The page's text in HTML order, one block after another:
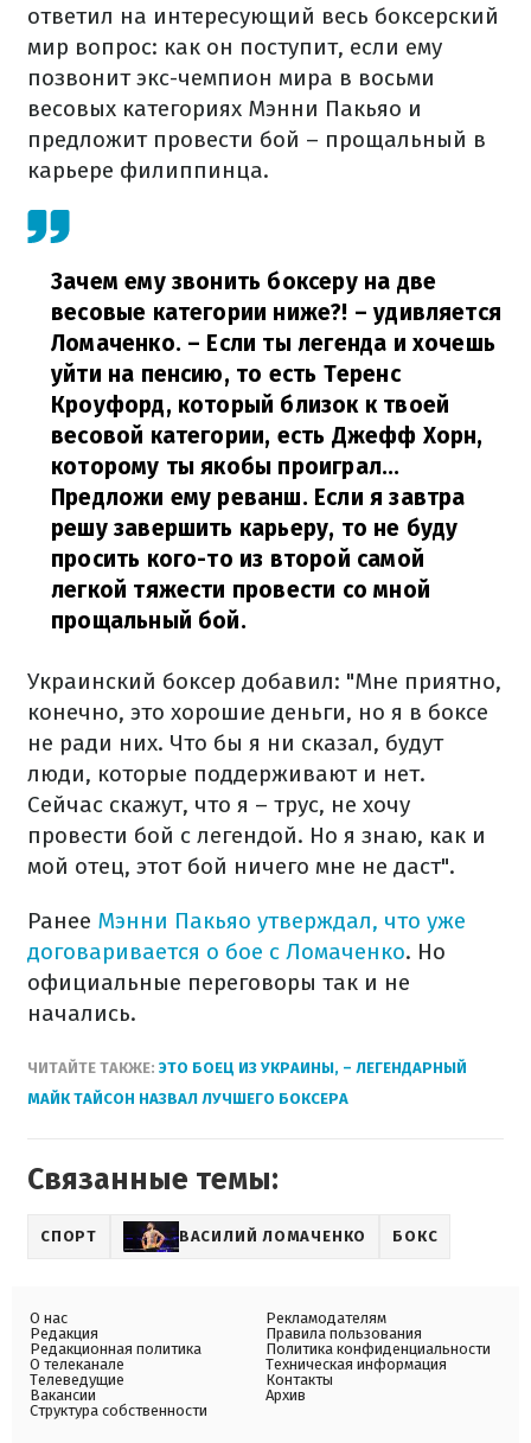
ответил на интересующий весь боксерский
мир вопрос: как он поступит, если ему
позвонит экс-чемпион мира в восьми
весовых категориях Мэнни Пакьяо и
предложит провести бой – прощальный в
карьере филиппинца.
Зачем ему звонить боксеру на две
весовые категории ниже?! – удивляется
Ломаченко. – Если ты легенда и хочешь
уйти на пенсию, то есть Теренс
Кроуфорд, который близок к твоей
весовой категории, есть Джефф Хорн,
которому ты якобы проиграл...
Предложи ему реванш. Если я завтра
решу завершить карьеру, то не буду
просить кого-то из второй самой
легкой тяжести провести со мной
прощальный бой.
Украинский боксер добавил: "Мне приятно,
конечно, это хорошие деньги, но я в боксе
не ради них. Что бы я ни сказал, будут
люди, которые поддерживают и нет.
Сейчас скажут, что я – трус, не хочу
провести бой с легендой. Но я знаю, как и
мой отец, этот бой ничего мне не даст".
Ранее Мэнни Пакьяо утверждал, что уже
договаривается о бое с Ломаченко. Но
официальные переговоры так и не
начались.
ЧИТАЙТЕ ТАКЖЕ: ЭТО БОЕЦ ​​ИЗ УКРАИНЫ, – ЛЕГЕНДАРНЫЙ
МАЙК ТАЙСОН НАЗВАЛ ЛУЧШЕГО БОКСЕРА
Связанные темы:
СПОРТ ВАСИЛИЙ ЛОМАЧЕНКО БОКС
О нас
Редакция
Редакционная политика
О телеканале
Телеведущие
Вакансии
Структура собственности
Рекламодателям
Правила пользования
Политика конфиденциальности
Техническая информация
Контакты
Архив